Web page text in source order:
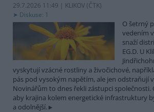
29.7.2026 11:49 | KLIKOV (ČTK)
Diskuse: 1
O šetrný
vedením
snaží
EG.D. U
vyskytují vzácné rostliny a živočichové,
pás pod vysokým napětím, ale jen odstraňují
Novinářům to dnes řekli zástupci společnosti.
aby krajina kolem energetické infrastruktury
a odolnější.